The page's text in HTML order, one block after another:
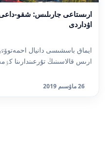
اۋداردى
ايماق باسشىسى دانيال
ارىس قالاسىنىڭ تۇرعىندارىنا
26 ماۋسىم 2019